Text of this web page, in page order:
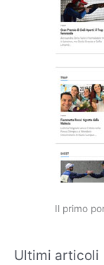
Il primo
Ultimi articoli